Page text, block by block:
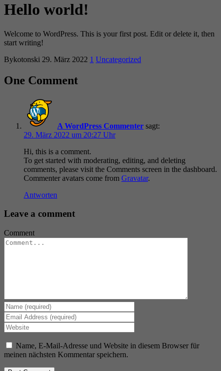
Hello world!
Welcome to WordPress. This is your first post. Edit or delete it, then
start writing!
Bykotonski 29. März 2022 1 Uncategorized
One Comment
A WordPress Commenter sagt:
29. März 2022 um 20:27 Uhr
Hi, this is a comment.
To get started with moderating, editing, and deleting
comments, please visit the Comments screen in the dashboard.
Commenter avatars come from Gravatar.
Antworten
Leave a comment
Comment
Name, E-Mail-Adresse und Website in diesem Browser für
meinen nächsten Kommentar speichern.